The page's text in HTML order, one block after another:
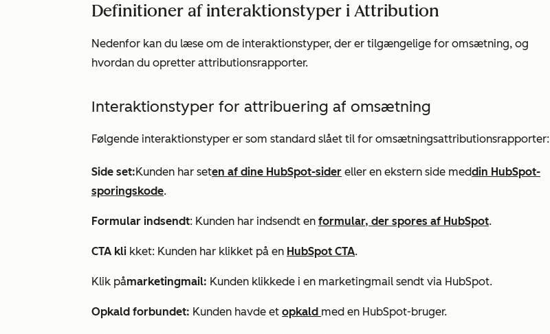
Definitioner af interaktionstyper i Attribution
Nedenfor kan du læse om de interaktionstyper, der er tilgængelige for omsætning, og
hvordan du opretter attributionsrapporter.
Interaktionstyper for attribuering af omsætning
Følgende interaktionstyper er som standard slået til for omsætningsattributionsrapporter:
Side set:Kunden har seten af dine HubSpot-sider eller en ekstern side meddin HubSpot-
sporingskode.
Formular indsendt: Kunden har indsendt en formular, der spores af HubSpot.
CTA kli kket: Kunden har klikket på en HubSpot CTA.
Klik påmarketingmail: Kunden klikkede i en marketingmail sendt via HubSpot.
Opkald forbundet: Kunden havde et opkald med en HubSpot-bruger.